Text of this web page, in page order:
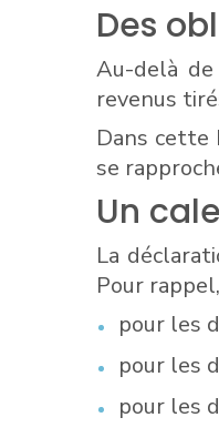
Des
Au-delà
revenus
Dans cette
se
Un
La
Pour
pour les
pour les
pour les